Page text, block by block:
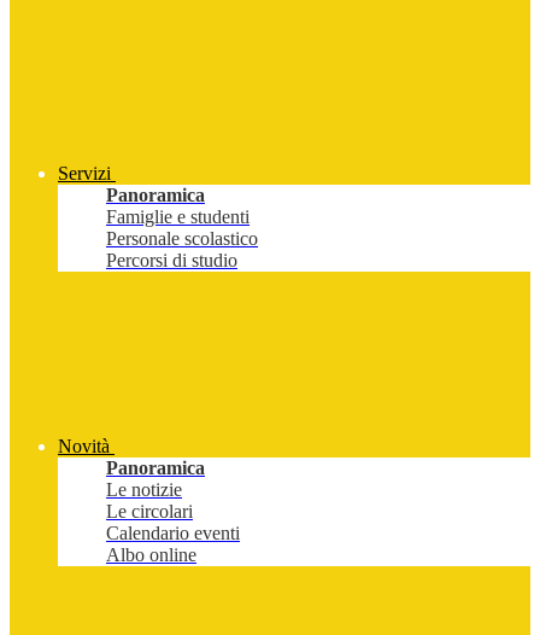
Servizi
Panoramica
Famiglie e studenti
Personale scolastico
Percorsi di studio
Novità
Panoramica
Le notizie
Le circolari
Calendario eventi
Albo online